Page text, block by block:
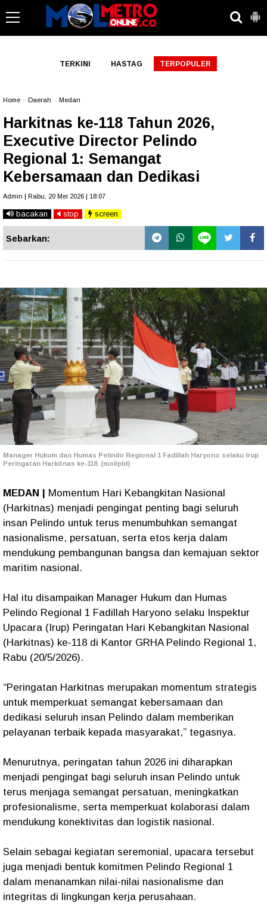
TERKINI HASTAG TERPOPULER
Home Daerah Medan
Harkitnas ke-118 Tahun 2026,
Executive Director Pelindo
Regional 1: Semangat
Kebersamaan dan Dedikasi
Admin | Rabu, 20 Mei 2026 | 18:07
bacakan stop screen
Sebarkan:
Manager Hukum dan Humas Pelindo Regional 1 Fadillah Haryono selaku Irup
Peringatan Harkitnas ke-118. (mol/pld)
MEDAN | Momentum Hari Kebangkitan Nasional
(Harkitnas) menjadi pengingat penting bagi seluruh
insan Pelindo untuk terus menumbuhkan semangat
nasionalisme, persatuan, serta etos kerja dalam
mendukung pembangunan bangsa dan kemajuan sektor
maritim nasional.
Hal itu disampaikan Manager Hukum dan Humas
Pelindo Regional 1 Fadillah Haryono selaku Inspektur
Upacara (Irup) Peringatan Hari Kebangkitan Nasional
(Harkitnas) ke-118 di Kantor GRHA Pelindo Regional 1,
Rabu (20/5/2026).
“Peringatan Harkitnas merupakan momentum strategis
untuk memperkuat semangat kebersamaan dan
dedikasi seluruh insan Pelindo dalam memberikan
pelayanan terbaik kepada masyarakat,” tegasnya.
Menurutnya, peringatan tahun 2026 ini diharapkan
menjadi pengingat bagi seluruh insan Pelindo untuk
terus menjaga semangat persatuan, meningkatkan
profesionalisme, serta memperkuat kolaborasi dalam
mendukung konektivitas dan logistik nasional.
Selain sebagai kegiatan seremonial, upacara tersebut
juga menjadi bentuk komitmen Pelindo Regional 1
dalam menanamkan nilai-nilai nasionalisme dan
integritas di lingkungan kerja perusahaan.